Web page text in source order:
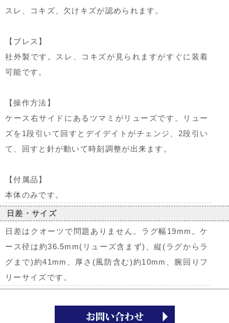
スレ、コキズ、欠けキズが認められます。
【ブレス】
社外製です。スレ、コキズが見られますがすぐに装着
可能です。
【操作方法】
ケース右サイドにあるツマミがリューズです。リュー
ズを1段引いて回すとデイデイトがチェンジ、2段引い
て、回すと針が動いて時刻調整が出来ます。
【付属品】
本体のみです。
日差・サイズ
日差はクオーツで問題ありません。ラグ幅19mm。ケ
ース径は約36.5mm(リューズ含まず)、縦(ラグからラ
グまで)約41mm、厚さ(風防含む)約10mm、腕回りフ
リーサイズです。